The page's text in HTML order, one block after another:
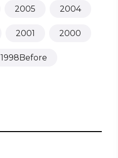
2005 2004
2001 2000
1998Before